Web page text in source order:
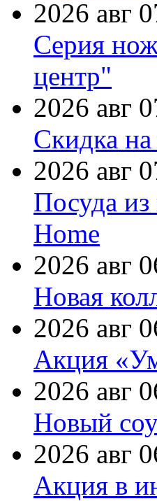
2026 авг
Серия
центр"
2026 авг
Скидка
2026 авг
Посуда
Home
2026 авг
Новая
2026 авг
Акция
2026 авг
Новый
2026 авг
Акция в